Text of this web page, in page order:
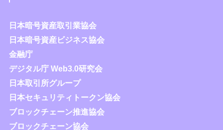
日本暗号資産取引業協会
日本暗号資産ビジネス協会
金融庁
デジタル庁 Web3.0研究会
日本取引所グループ
日本セキュリティトークン協会
ブロックチェーン推進協会
ブロックチェーン協会